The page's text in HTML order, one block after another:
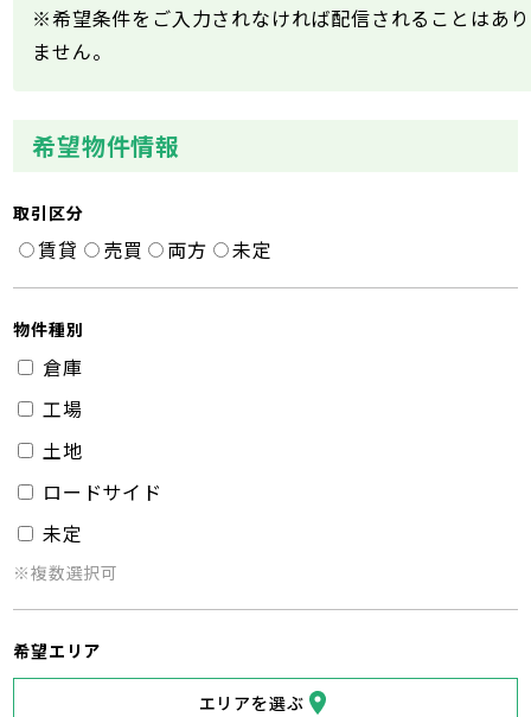
※希望条件をご入力されなければ配信されることはあり
ません。
希望物件情報
取引区分
賃貸 売買 両方 未定
物件種別
倉庫
工場
土地
ロードサイド
未定
※複数選択可
希望エリア
エリアを選ぶ